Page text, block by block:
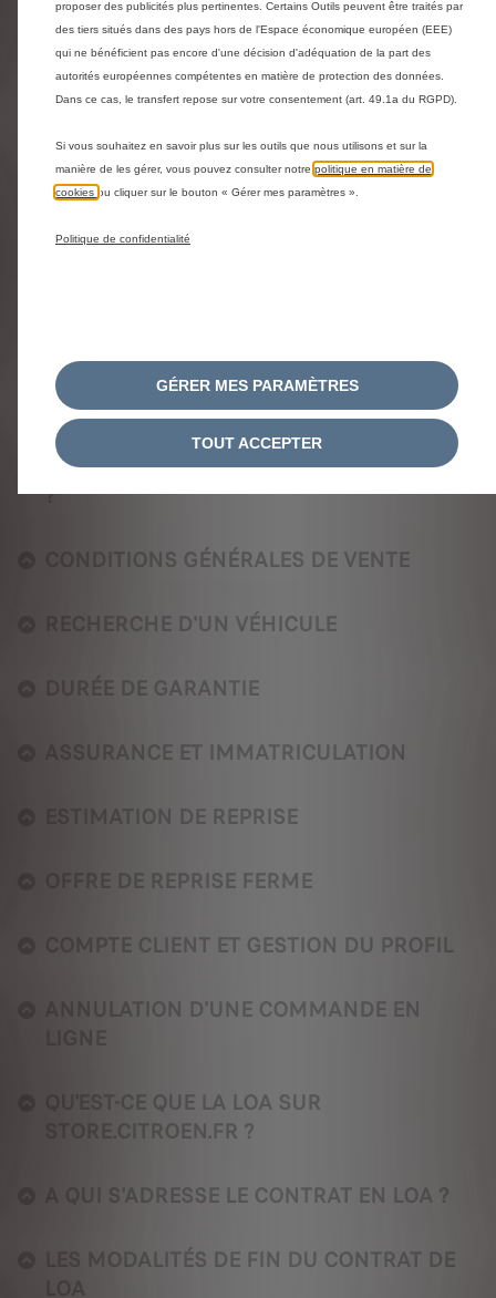
CITROËN STORE - UNE EQUIPE DE
ECONSEILLER A VOTRE ECOUTE
NOUVEAU CERTIFICAT D'ECONOMIE
D'ENERGIE
OFFRE DE REMISE VEHICULES EN
OFFRE DE REMISE VEHICULES EN STOCK
COMMENT PASSER COMMANDE EN LIGNE
?
CONDITIONS GÉNÉRALES DE VENTE
RECHERCHE D'UN VÉHICULE
DURÉE DE GARANTIE
ASSURANCE ET IMMATRICULATION
ESTIMATION DE REPRISE
OFFRE DE REPRISE FERME
COMPTE CLIENT ET GESTION DU PROFIL
ANNULATION D'UNE COMMANDE EN
QU'EST-CE QUE LA LOA SUR
STORE.CITROEN.FR ?
A QUI S'ADRESSE LE CONTRAT EN LOA ?
LES MODALITÉS DE FIN DU CONTRAT DE
proposer des publicités plus pertinentes. Certains Outils peuvent être traités par
des tiers situés dans des pays hors de l'Espace économique européen (EEE)
qui ne bénéficient pas encore d'une décision d'adéquation de la part des
autorités européennes compétentes en matière de protection des données.
Dans ce cas, le transfert repose sur votre consentement (art. 49.1a du RGPD).
Si vous souhaitez en savoir plus sur les outils que nous utilisons et sur la
manière de les gérer, vous pouvez consulter notre politique en matière de
cookies ou cliquer sur le bouton « Gérer mes paramètres ».
Politique de confidentialité
GÉRER MES PARAMÈTRES
TOUT ACCEPTER